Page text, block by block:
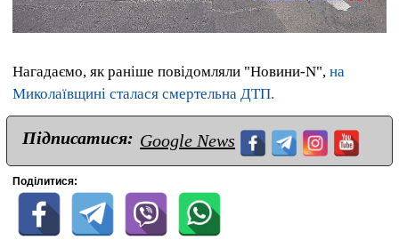
Нагадаємо, як раніше повідомляли "Новини-N", на
Миколаївщині сталася смертельна ДТП.
Підписатися: Google News
Поділитися: